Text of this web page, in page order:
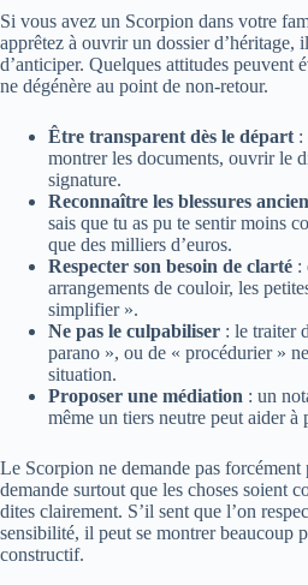
Si vous avez un Scorpion dans votre
apprêtez à ouvrir un dossier d’héritage,
d’anticiper. Quelques attitudes peuvent
ne dégénère au point de non-retour.
Être transparent dès le départ :
montrer les documents, ouvrir le
signature.
Reconnaître les blessures
sais que tu as pu te sentir moins
que des milliers d’euros.
Respecter son besoin de clarté :
arrangements de couloir, les
simplifier ».
Ne pas le culpabiliser : le traiter
parano », ou de « procédurier »
situation.
Proposer une médiation : un
même un tiers neutre peut aider à
Le Scorpion ne demande pas forcément
demande surtout que les choses soient
dites clairement. S’il sent que l’on
sensibilité, il peut se montrer beaucoup
constructif.